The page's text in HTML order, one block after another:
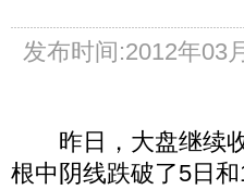
发布时间:2012年03
昨日，大盘继续收
根中阴线跌破了5日